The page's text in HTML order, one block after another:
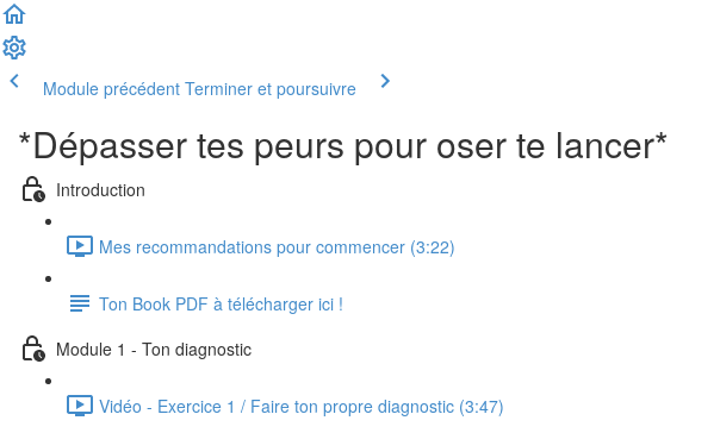
Module précédent Terminer et poursuivre
*Dépasser tes peurs pour oser te lancer*
Introduction
Mes recommandations pour commencer (3:22)
Ton Book PDF à télécharger ici !
Module 1 - Ton diagnostic
Vidéo - Exercice 1 / Faire ton propre diagnostic (3:47)